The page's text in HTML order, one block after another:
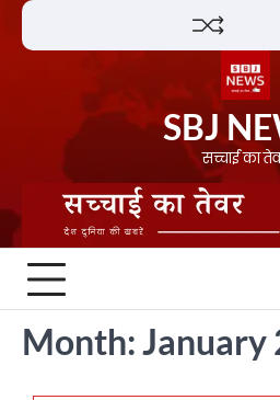
Skip
SBJ
सच्चाई का
Month:January